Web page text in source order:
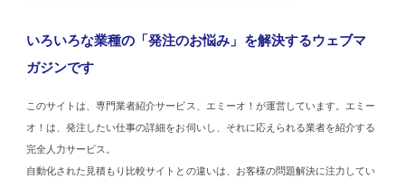
いろいろな業種の「発注のお悩み」を解決するウェブマ
ガジンです
このサイトは、専門業者紹介サービス、エミーオ！が運営しています。エミー
オ！は、発注したい仕事の詳細をお伺いし、それに応えられる業者を紹介する
完全人力サービス。
自動化された見積もり比較サイトとの違いは、お客様の問題解決に注力してい